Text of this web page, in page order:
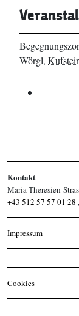
Wörgl,
Kontakt
Maria-Theresien-
+43 512 57 57 01 28 ,
Impressum
Cookies